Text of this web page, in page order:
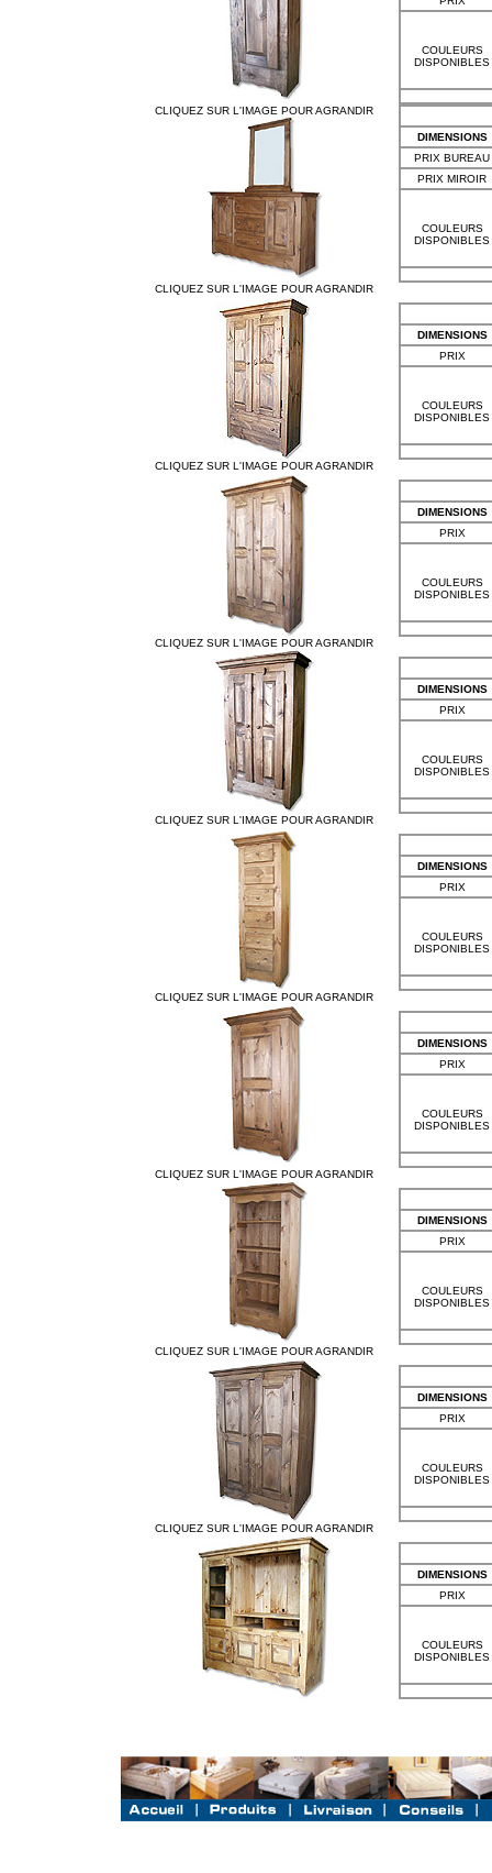
COULEURS
DISPONIBLES
CLIQUEZ SUR L'IMAGE POUR AGRANDIR
DIMENSIONS
PRIX BUREAU
PRIX MIROIR
COULEURS
DISPONIBLES
CLIQUEZ SUR L'IMAGE POUR AGRANDIR
DIMENSIONS
PRIX
COULEURS
DISPONIBLES
CLIQUEZ SUR L'IMAGE POUR AGRANDIR
DIMENSIONS
PRIX
COULEURS
DISPONIBLES
CLIQUEZ SUR L'IMAGE POUR AGRANDIR
DIMENSIONS
PRIX
COULEURS
DISPONIBLES
CLIQUEZ SUR L'IMAGE POUR AGRANDIR
DIMENSIONS
PRIX
COULEURS
DISPONIBLES
CLIQUEZ SUR L'IMAGE POUR AGRANDIR
DIMENSIONS
PRIX
COULEURS
DISPONIBLES
CLIQUEZ SUR L'IMAGE POUR AGRANDIR
DIMENSIONS
PRIX
COULEURS
DISPONIBLES
CLIQUEZ SUR L'IMAGE POUR AGRANDIR
DIMENSIONS
PRIX
COULEURS
DISPONIBLES
CLIQUEZ SUR L'IMAGE POUR AGRANDIR
DIMENSIONS
PRIX
COULEURS
DISPONIBLES